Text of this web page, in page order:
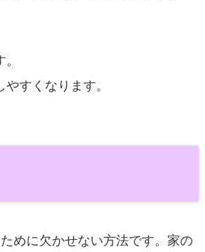
すくなります。
めに欠かせない方法です。家の